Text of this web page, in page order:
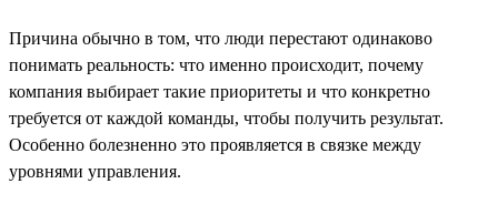
Причина обычно в том, что люди перестают одинаково
понимать реальность: что именно происходит, почему
компания выбирает такие приоритеты и что конкретно
требуется от каждой команды, чтобы получить результат.
Особенно болезненно это проявляется в связке между
уровнями управления.